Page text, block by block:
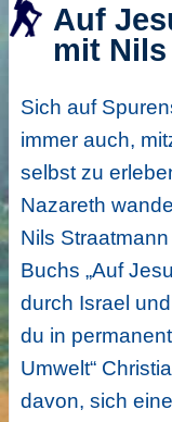
Auf
mit
Sich auf
immer auch,
selbst zu
Nazareth
Nils
Buchs „Auf
durch Israel
du in
Umwelt“
davon, sich